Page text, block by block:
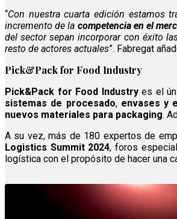
“Con nuestra cuarta edición estamos
incremento de la competencia en el
del sector sepan incorporar con éxito
resto de actores actuales”. Fabregat
Pick&Pack for Food Industry
Pick&Pack for Food Industryes el
sistemas de procesado, envases y
nuevos materiales para packaging.
A su vez, más de 180 expertos de
Logistics Summit 2024, foros
logística con el propósito de hacer una